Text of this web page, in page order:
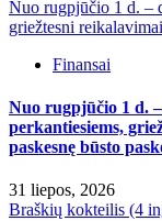
Nuo rugpjūčio 1 d. –
griežtesni
Finansai
Nuo rugpjūčio 1 d.
perkantiesiems,
paskesnę būsto
31 liepos, 2026
Braškių kokteilis (4